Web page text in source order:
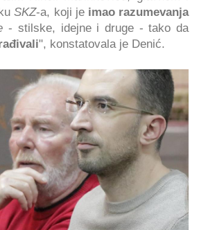
SKZ-a, koji je imao razumevanja
- stilske, idejne i druge - tako da
", konstatovala je Denić.